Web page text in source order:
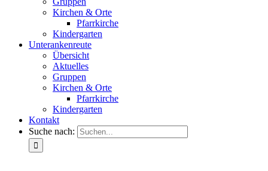
Kirchen & Orte
Pfarrkirche
Kindergarten
Unterankenreute
Übersicht
Aktuelles
Gruppen
Kirchen & Orte
Pfarrkirche
Kindergarten
Kontakt
Suche nach: